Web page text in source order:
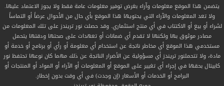
يتضمن هذا الموقع معلومات وآراء بغرض توفير معلومات عامة فقط ولا يجوز الاعتماد عليها.
ولا تعد المعلومات والآراء التي يحتويها هذا الموقع بأي حال من الأحوال عرضاً أو التماساً
لشراء أو بيع أو الاكتتاب في أي منتج استثماري. وقد حصلت نور تريندز على تلك المعلومات من
مصادر موثوق بها ولكنها لا تقدم أي ضمانات أو تعهدات على صحتها ودقتها يتحمل
مستخدمي هذا الموقع أي مخاطر ناتجة عن استخدام أي معلومة أو رأي أو برنامج أو خدمة أو
مادة، ولا تتحملنور تريندز أي مسؤولية عن الأضرار الناتجة عن ذلك مهما كان نوعها تحتفظ نور
كابيتال بحقها في إجراء أي تغيير على الموقع أو المعلومات أو الآراء أو المواد أو المنتجات أو
البرامج أو الخدمات أو الأسعار (إن وجدت) في أي وقت بدون إخطار.